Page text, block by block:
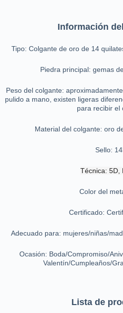
Información
Tipo: Colgante de oro de 14
Piedra principal: gemas
Peso del colgante:
pulido a mano, existen ligeras
para recibir el
Material del colgante: oro
Sello:
Técnica: 5D,
Color del
Certificado:
Adecuado para: mujeres/niñas/
Ocasión: Boda/Compromiso/
Valentín/Cumpleaños/
Lista de